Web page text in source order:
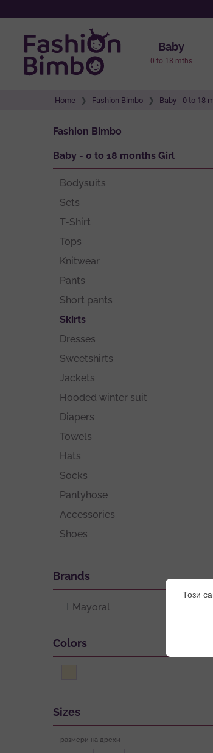
Baby
0 to 18 mths
Home Fashion Bimbo Baby - 0 to 18
Fashion Bimbo
Baby - 0 to 18 months Girl
Bodysuits
Sets
T-Shirt
Tops
Knitwear
Pants
Short pants
Skirts
Dresses
Sweetshirts
Jackets
Hooded winter suit
Diapers
Towels
Hats
Socks
Pantyhose
Accessories
Shoes
Brands
Mayoral
Colors
Sizes
размери на дрехи
Този